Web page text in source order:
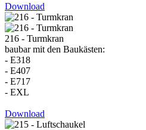
Download
216 - Turmkran
baubar mit den Baukästen:
- E318
- E407
- E717
- EXL
Download